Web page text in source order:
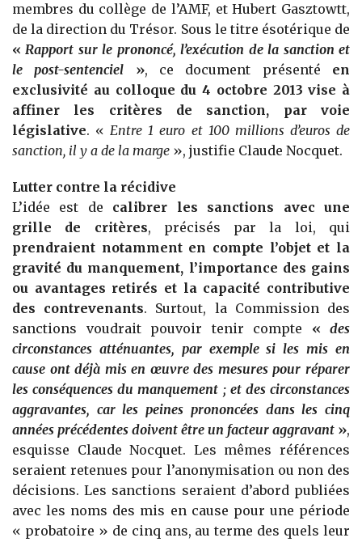
membres du collège de l’AMF, et Hubert Gasztowtt,
de la direction du Trésor. Sous le titre ésotérique de
«Rapport sur le prononcé, l’exécution de la sanction et
le post-sentenciel », ce document présenté en
exclusivité au colloque du 4 octobre 2013 vise à
affiner les critères de sanction, par voie
législative. «Entre 1 euro et 100 millions d’euros de
sanction, il y a de la marge », justifie Claude Nocquet.
Lutter contre la récidive
L’idée est de calibrer les sanctions avec une
grille de critères, précisés par la loi, qui
prendraient notamment en compte l’objet et la
gravité du manquement, l’importance des gains
ou avantages retirés et la capacité contributive
des contrevenants. Surtout, la Commission des
sanctions voudrait pouvoir tenir compte « des
circonstances atténuantes, par exemple si les mis en
cause ont déjà mis en œuvre des mesures pour réparer
les conséquences du manquement ; et des circonstances
aggravantes, car les peines prononcées dans les cinq
années précédentes doivent être un facteur aggravant »,
esquisse Claude Nocquet. Les mêmes références
seraient retenues pour l’anonymisation ou non des
décisions. Les sanctions seraient d’abord publiées
avec les noms des mis en cause pour une période
« probatoire » de cinq ans, au terme des quels leur